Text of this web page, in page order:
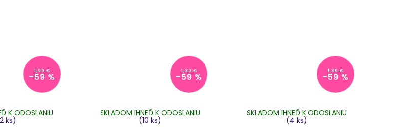
1,99 €
–59 %
K ODOSLANIU
ks)
1,39 €
–59 %
SKLADOM IHNEĎ K ODOSLANIU
(10 ks)
1,39 €
–59 %
SKLADOM IHNEĎ K ODOSLANIU
(4 ks)